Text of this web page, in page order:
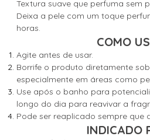
Textura suave que perfuma sem
Deixa a pele com um toque
horas.
COMO
Agite antes de usar.
Borrife o produto diretamente
especialmente em áreas como
Use após o banho para
longo do dia para reavivar a
Pode ser reaplicado sempre que
INDICADO